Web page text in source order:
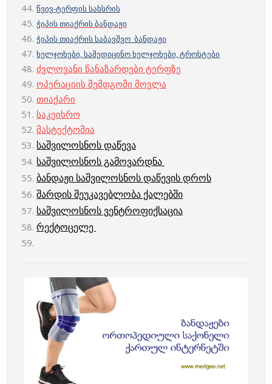
წვივ-ტერფის სახსრის
ჭიპის თიაქრის ბანდაჟი
ჭიპის თიაქრის საბავშვო ბანდაჟი
ხელჯოხები, სამედიცინო ხელჯოხები, ტროსტები
ძვლოვანი წანაზარდები ტერფზე
ოპერაციის შემდგომი მოვლა
თიაქარი
საკეისრო
მასტექტომია
საშვილოსნოს დაწევა
საშვილოსნოს გამოვარდნა
ბანდაჟი საშვილოსნოს დაწევის დროს
შარდის შეუკავებლობა ქალებში
საშვილოსნოს ვენტროფიქსაცია
რექტოცელე